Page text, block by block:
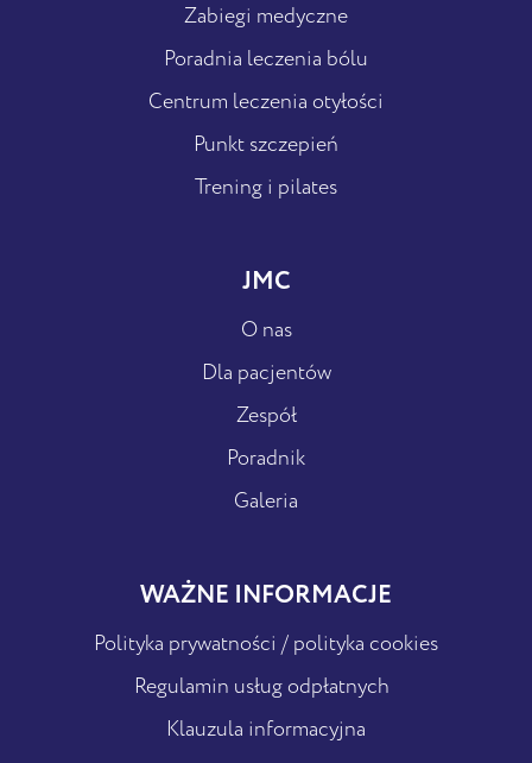
Zabiegi medyczne
Poradnia leczenia bólu
Centrum leczenia otyłości
Punkt szczepień
Trening i pilates
JMC
O nas
Dla pacjentów
Zespół
Poradnik
Galeria
WAŻNE INFORMACJE
Polityka prywatności / polityka cookies
Regulamin usług odpłatnych
Klauzula informacyjna